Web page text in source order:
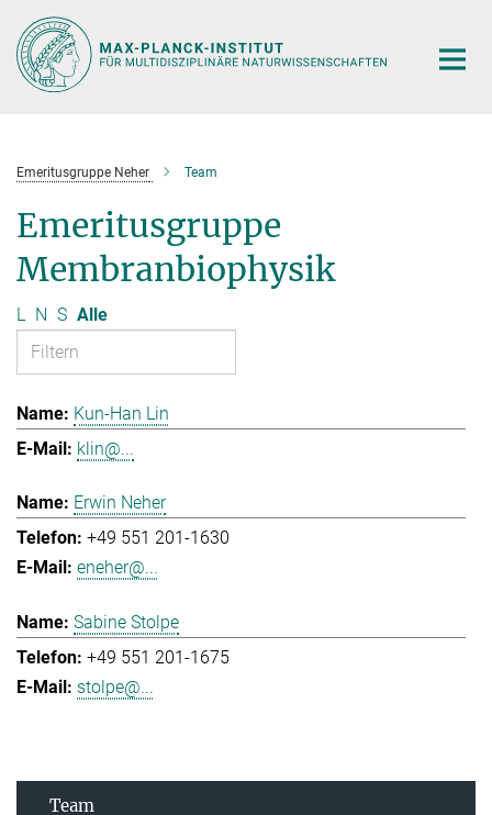
Hauptinhalt
Emeritusgruppe Neher Team
Emeritusgruppe
Membranbiophysik
L N S Alle
Kun-Han Lin
klin@...
Erwin Neher
+49 551 201-1630
eneher@...
Sabine Stolpe
+49 551 201-1675
stolpe@...
Team